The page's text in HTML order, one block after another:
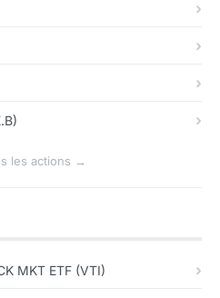
les actions →
MKT ETF (VTI)